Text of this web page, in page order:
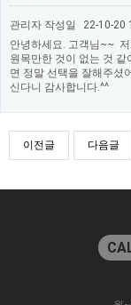
관리자 작성일
22-10-20
안녕하세요. 고객님~~
원목만한 것이 없는 것
면 정말 선택을 잘해주셨
신다니 감사합니다.^^
이전글 다음글